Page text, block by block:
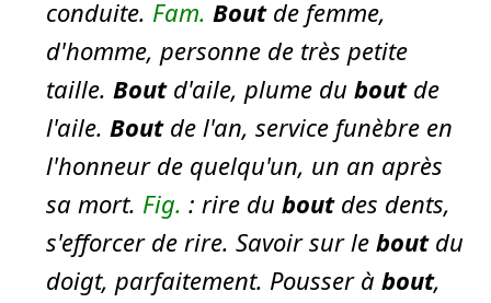
conduite. Fam. Boutde femme,
d'homme, personne de très petite
taille. Boutd'aile, plume du boutde
l'aile. Boutde l'an, service funèbre en
l'honneur de quelqu'un, un an après
sa mort. Fig. : rire du boutdes dents,
s'efforcer de rire. Savoir sur le boutdu
doigt, parfaitement. Pousser à bout,